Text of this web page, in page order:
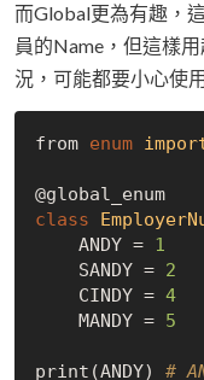
而Global更為有趣，
員的Name，但這樣
況，可能都要小心使
from enum
@global_enum
class
    ANDY =
1
    SANDY =
2
    CINDY =
4
    MANDY =
5
print(ANDY) #